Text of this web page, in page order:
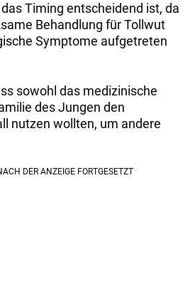
Timing entscheidend ist, da
Behandlung für Tollwut
Symptome aufgetreten
sowohl das medizinische
des Jungen den
nutzen wollten, um andere